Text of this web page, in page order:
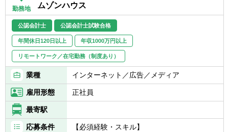
勤務地
ムゾンハウス
公認会計士 公認会計士試験合格
年間休日120日以上 年収1000万円以上
リモートワーク／在宅勤務（制度あり）
業種 インターネット／広告／メディア
雇用形態 正社員
最寄駅
応募条件
【必須経験・スキル】